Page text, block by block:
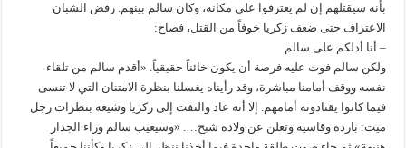
بأنه سيقتلهم إن لم يعترفوا على مكانه، وكان سالم بينهم. رفض الشبان
الاعتراف حتى ضعف زكريا خوفاً من القتل، فصاح:
– أنا أدلكم على سالم.
ولكن سالم فوت عليه فرصة أن يكون خائناً حقيقياً. «أقدم سالم من تلقاء
نفسه ووقف أمامنا مباشرة، وقد رأيناه يغسلنا بنظرة الامتنان التي لا تنسى
فيما كانوا يقتادونه أمامهم. إلا أنه عاد والتفت إلى زكريا وشيعه بنظرات رجل
ميت: باردة وقاسية وتعلن عن ولادة شبح…. «وسيغيب سالم وراء الجدار